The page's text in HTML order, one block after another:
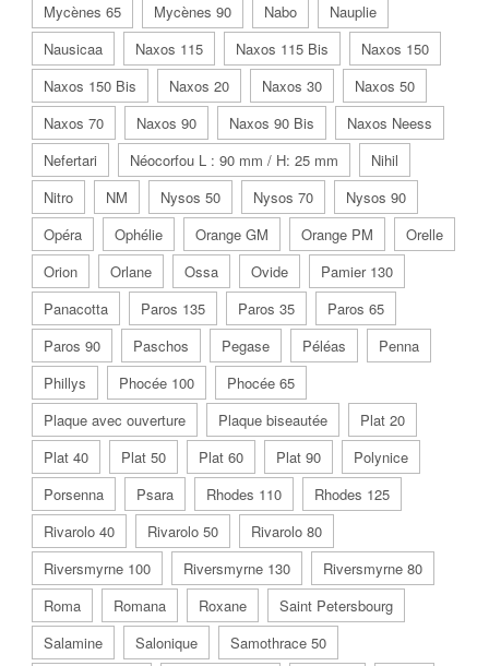
Mycènes 65
Mycènes 90 Nabo
Nauplie
Nausicaa
Naxos 115 Naxos 115 Bis
Naxos 150
Naxos 150 Bis
Naxos 20 Naxos 30
Naxos 50
Naxos 70
Naxos 90 Naxos 90 Bis
Naxos Neess
Nefertari
Néocorfou L : 90 mm / H: 25 mm
Nihil
Nitro
NM Nysos 50 Nysos 70
Nysos 90
Opéra
Ophélie Orange GM Orange PM
Orelle
Orion
Orlane Ossa Ovide
Pamier 130
Panacotta
Paros 135 Paros 35
Paros 65
Paros 90
Paschos Pegase Péléas
Penna
Phillys
Phocée 100
Phocée 65
Plaque avec ouverture
Plaque biseautée
Plat 20
Plat 40
Plat 50 Plat 60 Plat 90
Polynice
Porsenna
Psara Rhodes 110
Rhodes 125
Rivarolo 40
Rivarolo 50
Rivarolo 80
Riversmyrne 100
Riversmyrne 130
Riversmyrne 80
Roma
Romana Roxane
Saint Petersbourg
Salamine
Salonique
Samothrace 50